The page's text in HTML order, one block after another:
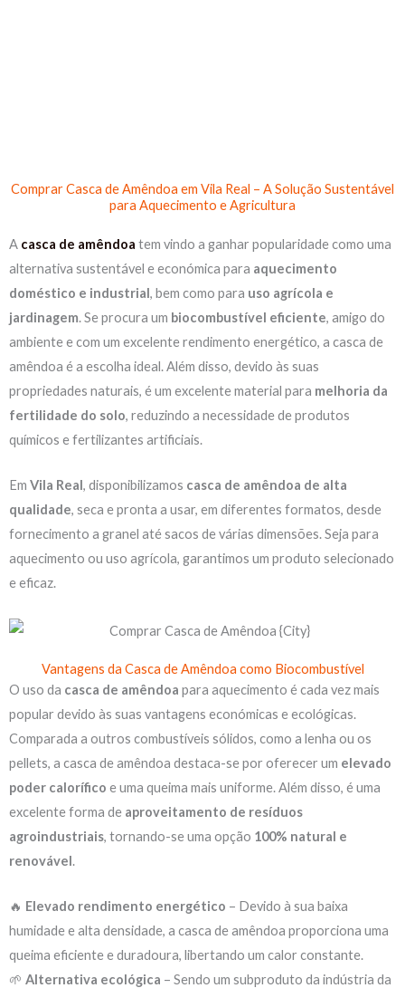
Comprar Casca de Amêndoa em Vila Real – A Solução Sustentável
para Aquecimento e Agricultura
A casca de amêndoa tem vindo a ganhar popularidade como uma
alternativa sustentável e económica para aquecimento
doméstico e industrial, bem como para uso agrícola e
jardinagem. Se procura um biocombustível eficiente, amigo do
ambiente e com um excelente rendimento energético, a casca de
amêndoa é a escolha ideal. Além disso, devido às suas
propriedades naturais, é um excelente material para melhoria da
fertilidade do solo, reduzindo a necessidade de produtos
químicos e fertilizantes artificiais.
Em Vila Real, disponibilizamos casca de amêndoa de alta
qualidade, seca e pronta a usar, em diferentes formatos, desde
fornecimento a granel até sacos de várias dimensões. Seja para
aquecimento ou uso agrícola, garantimos um produto selecionado
e eficaz.
Vantagens da Casca de Amêndoa como Biocombustível
O uso da casca de amêndoa para aquecimento é cada vez mais
popular devido às suas vantagens económicas e ecológicas.
Comparada a outros combustíveis sólidos, como a lenha ou os
pellets, a casca de amêndoa destaca-se por oferecer um elevado
poder calorífico e uma queima mais uniforme. Além disso, é uma
excelente forma de aproveitamento de resíduos
agroindustriais, tornando-se uma opção 100% natural e
renovável.
🔥 Elevado rendimento energético – Devido à sua baixa
humidade e alta densidade, a casca de amêndoa proporciona uma
queima eficiente e duradoura, libertando um calor constante.
🌱 Alternativa ecológica – Sendo um subproduto da indústria da